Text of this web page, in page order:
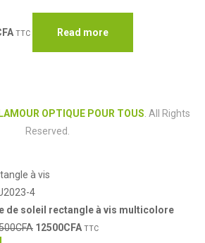
TTC Read more
OPTIQUE POUR TOUS. All Rights
Reserved.
de soleil rectangle à vis multicolore
CFA 12500CFA TTC